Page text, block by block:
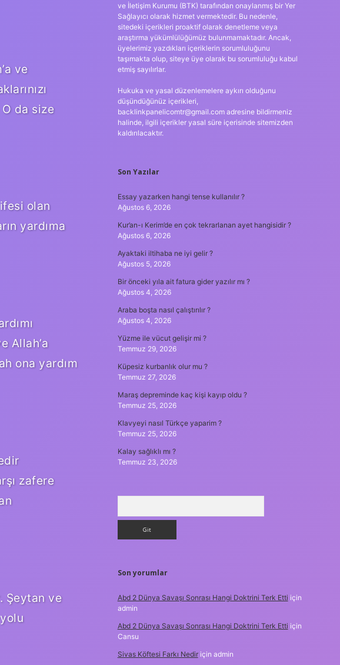
ve
da size
olan
yardıma
Allah’a
ona yardım
zafere
Şeytan ve
ve İletişim Kurumu (BTK) tarafından onaylanmış bir Yer
Sağlayıcı olarak hizmet vermektedir. Bu nedenle,
sitedeki içerikleri proaktif olarak denetleme veya
araştırma yükümlülüğümüz bulunmamaktadır. Ancak,
üyelerimiz yazdıkları içeriklerin sorumluluğunu
taşımakta olup, siteye üye olarak bu sorumluluğu kabul
etmiş sayılırlar.
Hukuka ve yasal düzenlemelere aykırı olduğunu
düşündüğünüz içerikleri,
backlinkpanelicomtr@gmail.comadresine bildirmeniz
halinde, ilgili içerikler yasal süre içerisinde sitemizden
kaldırılacaktır.
Son Yazılar
Essay yazarken hangi tense kullanılır ?
Ağustos 6, 2026
Kur’an-ı Kerim’de en çok tekrarlanan ayet hangisidir ?
Ağustos 6, 2026
Ayaktaki iltihaba ne iyi gelir ?
Ağustos 5, 2026
Bir önceki yıla ait fatura gider yazılır mı ?
Ağustos 4, 2026
Araba boşta nasıl çalıştırılır ?
Ağustos 4, 2026
Yüzme ile vücut gelişir mi ?
Temmuz 29, 2026
Küpesiz kurbanlık olur mu ?
Temmuz 27, 2026
Maraş depreminde kaç kişi kayıp oldu ?
Temmuz 25, 2026
Klavyeyi nasıl Türkçe yaparim ?
Temmuz 25, 2026
Kalay sağlıklı mı ?
Temmuz 23, 2026
Son yorumlar
Abd 2 Dünya Savaşı Sonrası Hangi Doktrini Terk Etti için
admin
Abd 2 Dünya Savaşı Sonrası Hangi Doktrini Terk Etti için
Cansu
Sivas Köftesi Farkı Nediriçin admin